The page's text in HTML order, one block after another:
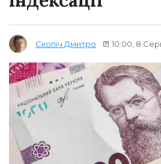
Скопіч Дмитро 10:00, 8